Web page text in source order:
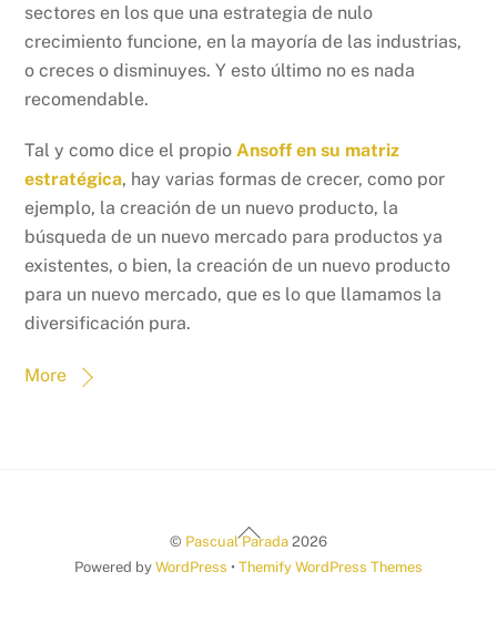
sectores en los que una estrategia de nulo
crecimiento funcione, en la mayoría de las industrias,
o creces o disminuyes. Y esto último no es nada
recomendable.
Tal y como dice el propioAnsoff en su matriz
estratégica, hay varias formas de crecer, como por
ejemplo, la creación de un nuevo producto, la
búsqueda de un nuevo mercado para productos ya
existentes, o bien, la creación de un nuevo producto
para un nuevo mercado, que es lo que llamamos la
diversificación pura.
More
Back
To
© Pascual Parada 2026
Powered by WordPress • Themify WordPress Themes